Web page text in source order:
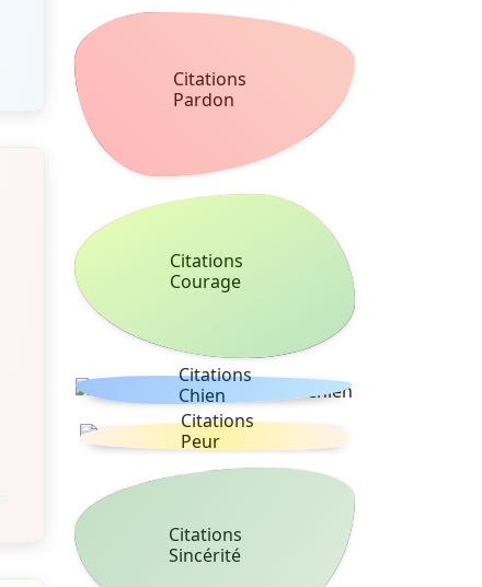
Citations
Pardon
Citations
Courage
Citations
Chien
Citations
Peur
Citations
Sincérité